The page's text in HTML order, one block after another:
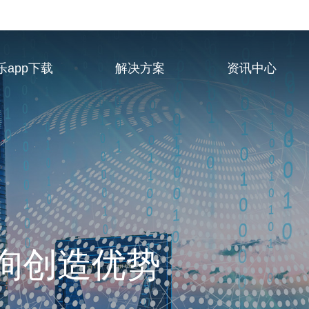
app下载 解决方案 资讯中心
创造优势
服务供应商